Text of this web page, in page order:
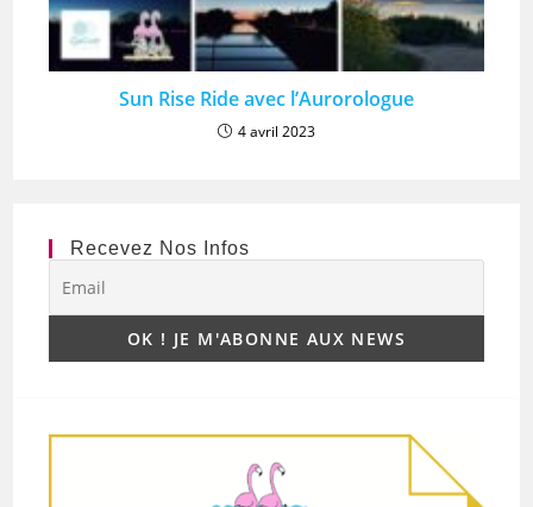
Sun Rise Ride avec l’Aurorologue
4 avril 2023
Recevez Nos Infos